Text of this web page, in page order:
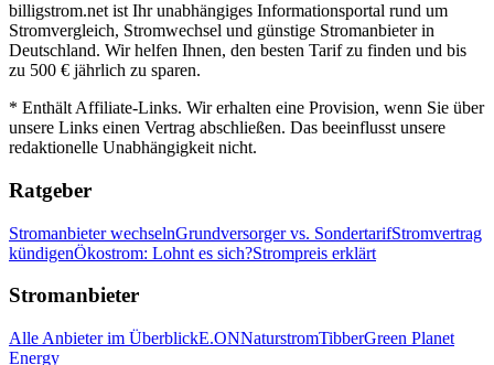
billigstrom.net ist Ihr unabhängiges Informationsportal rund um
Stromvergleich, Stromwechsel und günstige Stromanbieter in
Deutschland. Wir helfen Ihnen, den besten Tarif zu finden und bis
zu 500 € jährlich zu sparen.
* Enthält Affiliate-Links. Wir erhalten eine Provision, wenn Sie über
unsere Links einen Vertrag abschließen. Das beeinflusst unsere
redaktionelle Unabhängigkeit nicht.
Ratgeber
Stromanbieter wechselnGrundversorger vs. SondertarifStromvertrag
kündigenÖkostrom: Lohnt es sich?Strompreis erklärt
Stromanbieter
Alle Anbieter im ÜberblickE.ONNaturstromTibberGreen Planet
Energy